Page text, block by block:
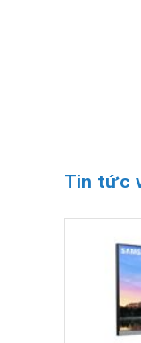
Tin tức